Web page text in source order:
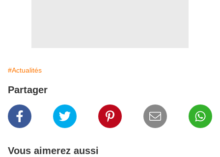
#Actualités
Partager
Vous aimerez aussi